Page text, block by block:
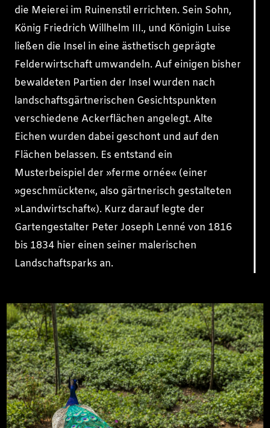
die Meierei im Ruinenstil errichten. Sein Sohn,
König Friedrich Willhelm III., und Königin Luise
ließen die Insel in eine ästhetisch geprägte
Felderwirtschaft umwandeln. Auf einigen bisher
bewaldeten Partien der Insel wurden nach
landschaftsgärtnerischen Gesichtspunkten
verschiedene Ackerflächen angelegt. Alte
Eichen wurden dabei geschont und auf den
Flächen belassen. Es entstand ein
Musterbeispiel der »ferme ornée« (einer
»geschmückten«, also gärtnerisch gestalteten
»Landwirtschaft«). Kurz darauf legte der
Gartengestalter Peter Joseph Lenné von 1816
bis 1834 hier einen seiner malerischen
Landschaftsparks an.